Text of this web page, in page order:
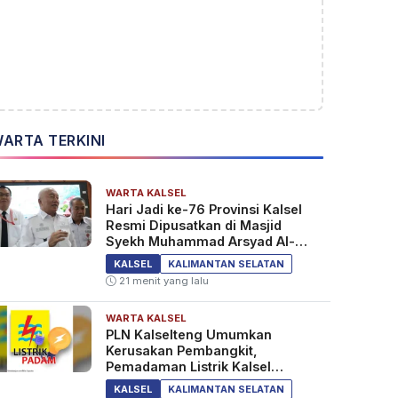
TERKINI
WARTA KALSEL
Hari Jadi ke-76 Provinsi Kalsel
Resmi Dipusatkan di Masjid
Syekh Muhammad Arsyad Al-
Banjari
KALSEL
KALIMANTAN SELATAN
21 menit yang lalu
WARTA KALSEL
PLN Kalselteng Umumkan
Kerusakan Pembangkit,
Pemadaman Listrik Kalsel
Diperpanjang?
KALSEL KALIMANTAN SELATAN